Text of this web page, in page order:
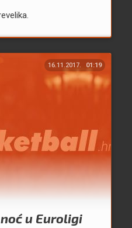
16.11.2017. 01:19
noć u Euroligi